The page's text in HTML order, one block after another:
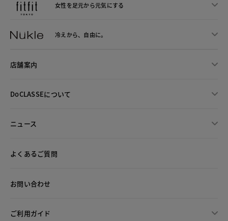
女性を足元から元気にする
冷えから、 自由に。
店舗案内
DoCLASSEについて
ニュース
よくあるご質問
お問い合わせ
ご利用ガイド